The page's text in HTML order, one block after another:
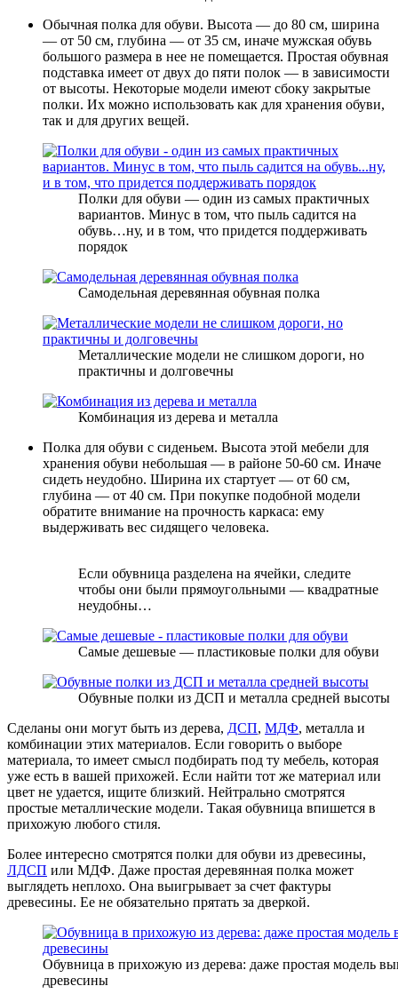
Обычная полка для обуви. Высота — до 80 см, ширина
— от 50 см, глубина — от 35 см, иначе мужская обувь
большого размера в нее не помещается. Простая обувная
подставка имеет от двух до пяти полок — в зависимости
от высоты. Некоторые модели имеют сбоку закрытые
полки. Их можно использовать как для хранения обуви,
так и для других вещей.
Полки для обуви — один из самых практичных
вариантов. Минус в том, что пыль садится на
обувь…ну, и в том, что придется поддерживать
порядок
Самодельная деревянная обувная полка
Металлические модели не слишком дороги, но
практичны и долговечны
Комбинация из дерева и металла
Полка для обуви с сиденьем. Высота этой мебели для
хранения обуви небольшая — в районе 50-60 см. Иначе
сидеть неудобно. Ширина их стартует — от 60 см,
глубина — от 40 см. При покупке подобной модели
обратите внимание на прочность каркаса: ему
выдерживать вес сидящего человека.
Если обувница разделена на ячейки, следите
чтобы они были прямоугольными — квадратные
неудобны…
Самые дешевые — пластиковые полки для обуви
Обувные полки из ДСП и металла средней высоты
Сделаны они могут быть из дерева, ДСП, МДФ, металла и
комбинации этих материалов. Если говорить о выборе
материала, то имеет смысл подбирать под ту мебель, которая
уже есть в вашей прихожей. Если найти тот же материал или
цвет не удается, ищите близкий. Нейтрально смотрятся
простые металлические модели. Такая обувница впишется в
прихожую любого стиля.
Более интересно смотрятся полки для обуви из древесины,
ЛДСП или МДФ. Даже простая деревянная полка может
выглядеть неплохо. Она выигрывает за счет фактуры
древесины. Ее не обязательно прятать за дверкой.
Обувница в прихожую из дерева: даже простая модель
древесины